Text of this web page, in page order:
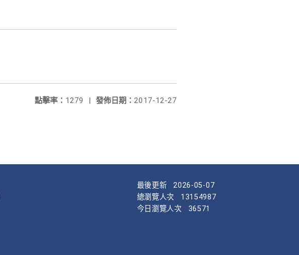
發佈日期： 2017-12-27
點擊率： 1279 |
最後更新
2026-05-07
總瀏覽人次
13154987
今日瀏覽人次
36571